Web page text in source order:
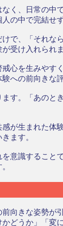
く、日常の中
の中で完結せ
で、「それな
受け入れられま
心を生みやす
への前向きな
す。「あのと
が生まれた体
ます。
意識すること
向きな姿勢が
どうか」「変